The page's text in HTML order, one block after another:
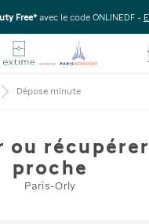
Free* avec le code ONLINEDF -
MENU
Dépose minute
ou
proche
Paris-Orly